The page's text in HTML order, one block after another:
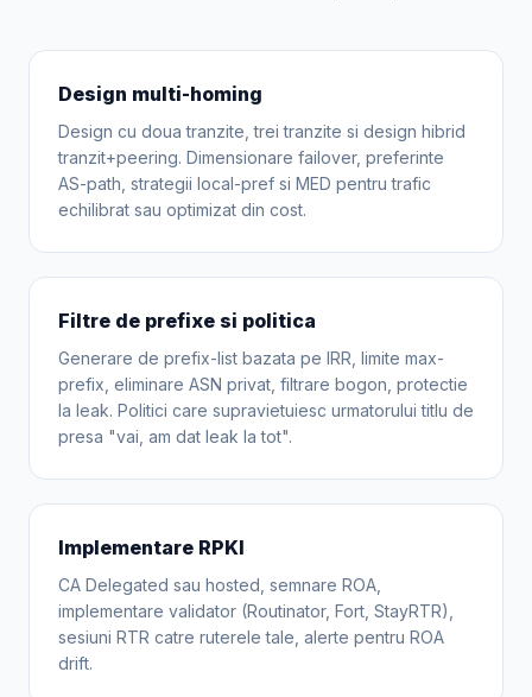
Design multi-homing
Design cu doua tranzite, trei tranzite si design hibrid
tranzit+peering. Dimensionare failover, preferinte
AS-path, strategii local-pref si MED pentru trafic
echilibrat sau optimizat din cost.
Filtre de prefixe si politica
Generare de prefix-list bazata pe IRR, limite max-
prefix, eliminare ASN privat, filtrare bogon, protectie
la leak. Politici care supravietuiesc urmatorului titlu de
presa "vai, am dat leak la tot".
Implementare RPKI
CA Delegated sau hosted, semnare ROA,
implementare validator (Routinator, Fort, StayRTR),
sesiuni RTR catre ruterele tale, alerte pentru ROA
drift.